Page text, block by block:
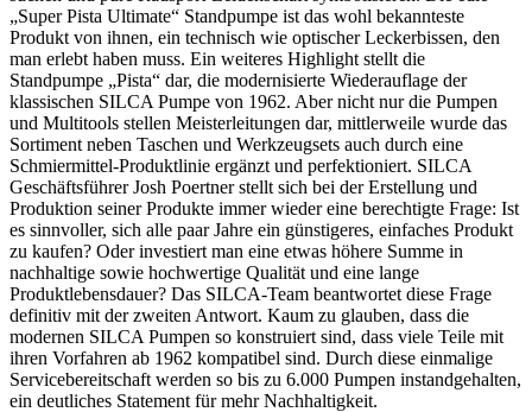
„Super Pista Ultimate“ Standpumpe ist das wohl bekannteste
Produkt von ihnen, ein technisch wie optischer Leckerbissen, den
man erlebt haben muss. Ein weiteres Highlight stellt die
Standpumpe „Pista“ dar, die modernisierte Wiederauflage der
klassischen SILCA Pumpe von 1962. Aber nicht nur die Pumpen
und Multitools stellen Meisterleitungen dar, mittlerweile wurde das
Sortiment neben Taschen und Werkzeugsets auch durch eine
Schmiermittel-Produktlinie ergänzt und perfektioniert. SILCA
Geschäftsführer Josh Poertner stellt sich bei der Erstellung und
Produktion seiner Produkte immer wieder eine berechtigte Frage: Ist
es sinnvoller, sich alle paar Jahre ein günstigeres, einfaches Produkt
zu kaufen? Oder investiert man eine etwas höhere Summe in
nachhaltige sowie hochwertige Qualität und eine lange
Produktlebensdauer? Das SILCA-Team beantwortet diese Frage
definitiv mit der zweiten Antwort. Kaum zu glauben, dass die
modernen SILCA Pumpen so konstruiert sind, dass viele Teile mit
ihren Vorfahren ab 1962 kompatibel sind. Durch diese einmalige
Servicebereitschaft werden so bis zu 6.000 Pumpen instandgehalten,
ein deutliches Statement für mehr Nachhaltigkeit.